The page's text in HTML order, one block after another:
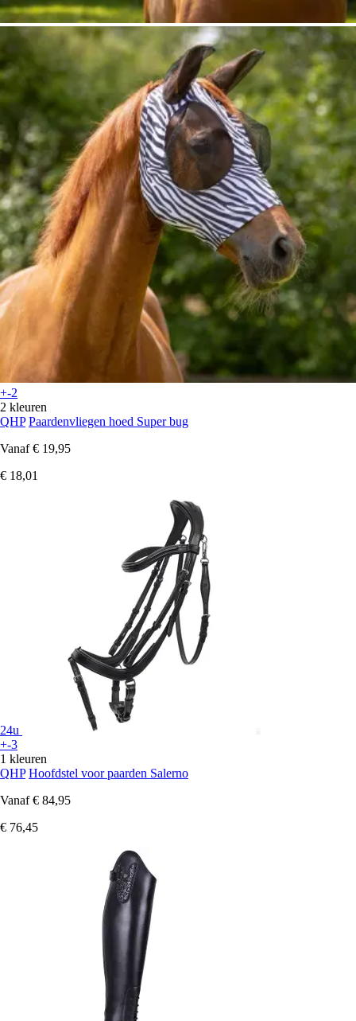
+-2
2 kleuren
QHP Paardenvliegen hoed Super bug
Vanaf € 19,95
€ 18,01
24u
+-3
1 kleuren
QHP Hoofdstel voor paarden Salerno
Vanaf € 84,95
€ 76,45